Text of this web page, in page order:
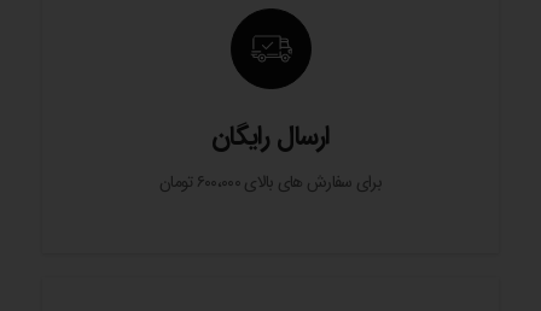
ارسال رایگان
برای سفارش های بالای ۶۰۰،۰۰۰ تومان